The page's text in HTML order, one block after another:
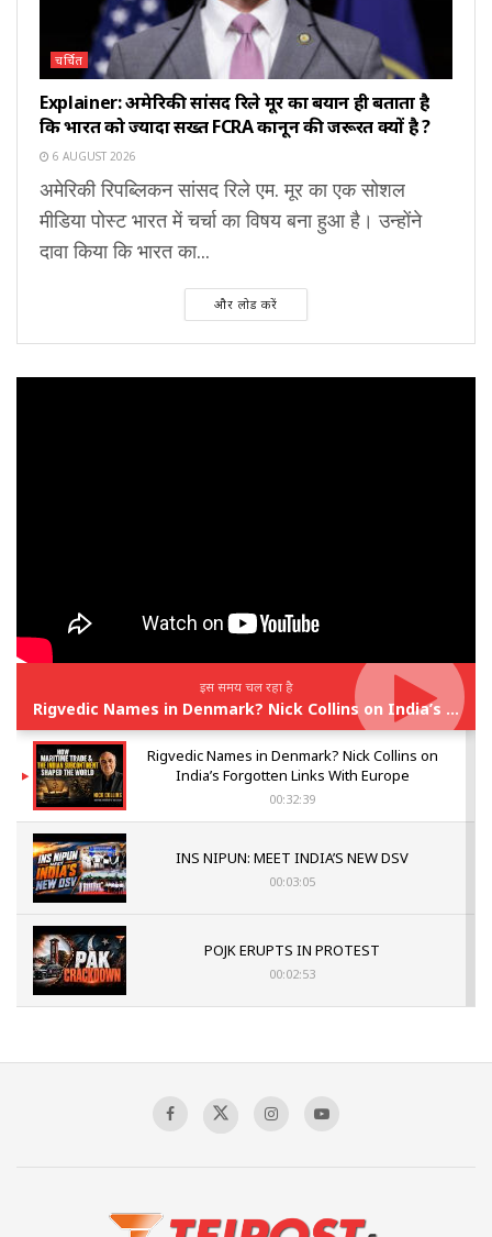
चर्चित
Explainer: अमेरिकी सांसद रिले मूर का बयान ही बताता है
कि भारत को ज्यादा सख्त FCRA कानून की जरूरत क्यों है ?
6 AUGUST 2026
अमेरिकी रिपब्लिकन सांसद रिले एम. मूर का एक सोशल
मीडिया पोस्ट भारत में चर्चा का विषय बना हुआ है। उन्होंने
दावा किया कि भारत का...
और लोड करें
इस समय चल रहा है
Rigvedic Names in Denmark? Nick Collins on India’s Forgotten Links With Europe
Rigvedic Names in Denmark? Nick Collins on
India’s Forgotten Links With Europe
00:32:39
INS NIPUN: MEET INDIA’S NEW DSV
00:03:05
POJK ERUPTS IN PROTEST
00:02:53
Sagar